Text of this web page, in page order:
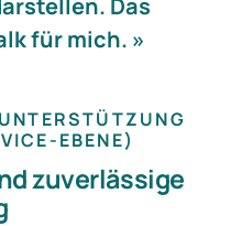
für mich. »
EBENE)
zuverlässige